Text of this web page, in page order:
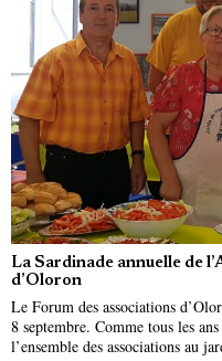
La Sardinade annuelle de
d’Oloron
Le Forum des associations
8 septembre. Comme tous les
l’ensemble des associations au